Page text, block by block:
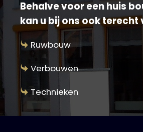
Behalve voor een huis
kan u bij ons ook terecht
Ruwbouw
Verbouwen
Technieken